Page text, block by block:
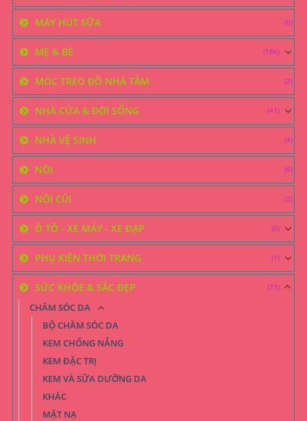
MÁY HÚT SỮA (0)
MẸ & BÉ (186)
MÓC TREO ĐỒ NHÀ TẮM (2)
NHÀ CỬA & ĐỜI SỐNG (41)
NHÀ VỆ SINH (4)
NÔI (6)
NÔI CŨI (2)
Ô TÔ - XE MÁY - XE ĐẠP (0)
PHỤ KIỆN THỜI TRANG (1)
SỨC KHỎE & SẮC ĐẸP (73)
CHĂM SÓC DA
BỘ CHĂM SÓC DA
KEM CHỐNG NẮNG
KEM ĐẶC TRỊ
KEM VÀ SỮA DƯỠNG DA
KHÁC
MẶT NẠ